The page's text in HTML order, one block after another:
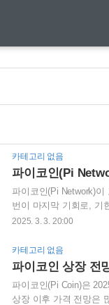
카테고리 없음
파이코인(Pi
파이코인(Pi Network)
번이 마지막 기회로, 기
파이 네트워크의 향후
션 연장 발표파이 네트
기한을 연장한다고 발
년 3월 14일 오전 8시
2025. 3. 3. 20:00
카테고리 없음
파이코인 상장 전
파이코인(Pi Coin)은
상장 이후 가격 전망은